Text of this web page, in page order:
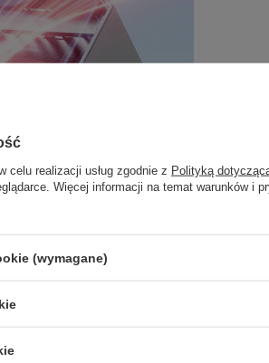
celu realizacji usług zgodnie z Polityką
Więcej informacji na temat warunków i
(wymagane)